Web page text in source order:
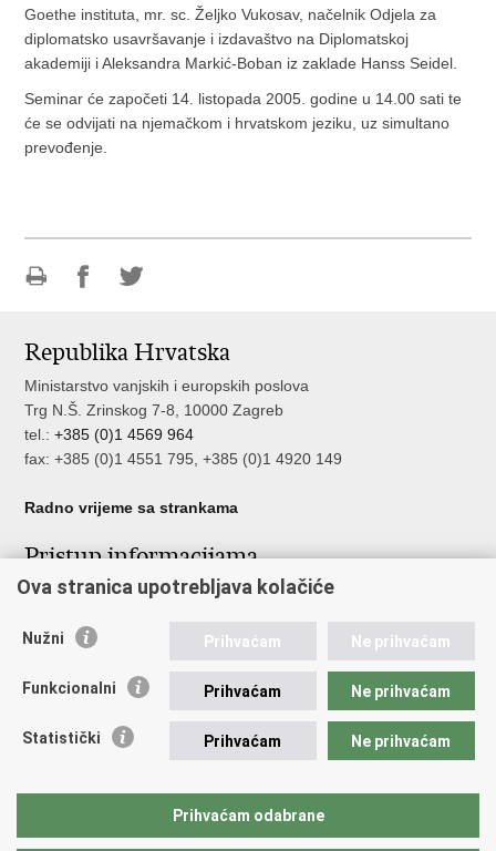
Goethe instituta, mr. sc. Željko Vukosav, načelnik Odjela za
diplomatsko usavršavanje i izdavaštvo na Diplomatskoj
akademiji i Aleksandra Markić-Boban iz zaklade Hanss Seidel.
Seminar će započeti 14. listopada 2005. godine u 14.00 sati te
će se odvijati na njemačkom i hrvatskom jeziku, uz simultano
prevođenje.
Facebooku
Twitteru
Republika Hrvatska
Ministarstvo vanjskih i europskih poslova
Trg N.Š. Zrinskog 7-8, 10000 Zagreb
tel.:+385 (0)1 4569 964
fax: +385 (0)1 4551 795, +385 (0)1 4920 149
Radno vrijeme sa strankama
Pristup informacijama
Pristup informacijama
Nepravilnosti
Javna nabava u MVEP-u
Nadzor rada i unutarnja revizija službe vanjskih poslova
Ova stranica upotrebljava kolačiće
Nužni Prihvaćam Ne prihvaćam
Funkcionalni Prihvaćam Ne prihvaćam
Statistički Prihvaćam Ne prihvaćam
Prihvaćam odabrane